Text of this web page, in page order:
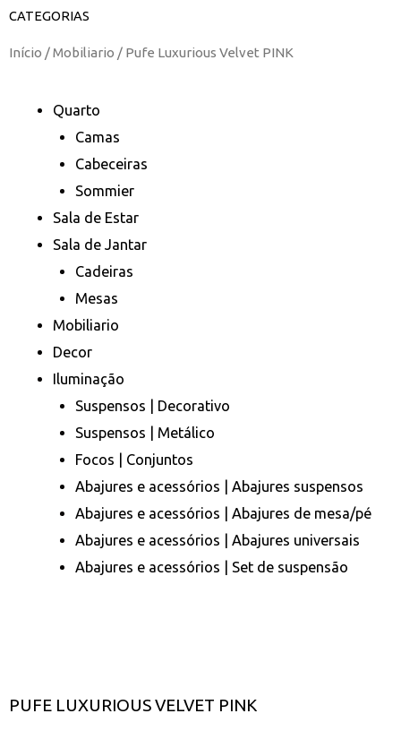
CATEGORIAS
Início /Mobiliario / Pufe Luxurious Velvet PINK
Quarto
Camas
Cabeceiras
Sommier
Sala de Estar
Sala de Jantar
Cadeiras
Mesas
Mobiliario
Decor
Iluminação
Suspensos | Decorativo
Suspensos | Metálico
Focos | Conjuntos
Abajures e acessórios | Abajures suspensos
Abajures e acessórios | Abajures de mesa/pé
Abajures e acessórios | Abajures universais
Abajures e acessórios | Set de suspensão
PUFE LUXURIOUS VELVET PINK